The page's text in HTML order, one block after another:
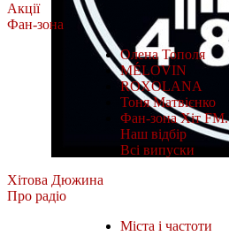
Акції
Фан-зона
Олена Тополя
MÉLOVIN
ROXOLANA
Тоня Матвієнко
Фан-зона Хіт FM.
Наш відбір
Всі випуски
Хітова Дюжина
Про радіо
Міста і частоти